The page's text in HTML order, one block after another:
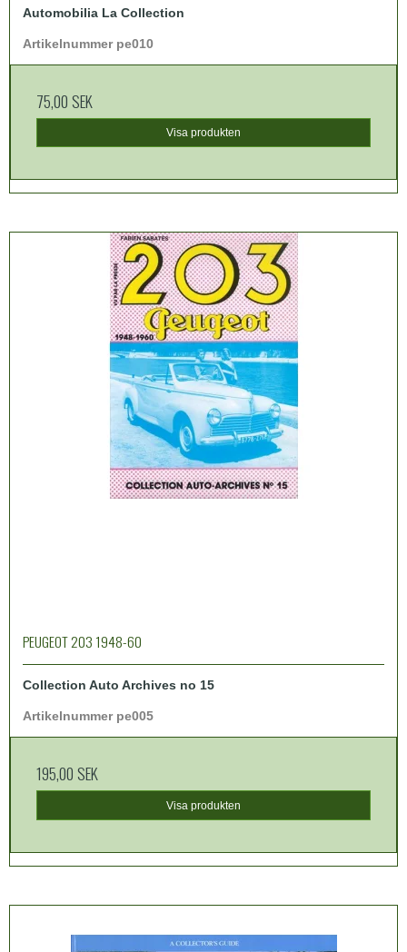
Automobilia La Collection
Artikelnummer pe010
75,00 SEK
Visa produkten
PEUGEOT 203 1948-60
Collection Auto Archives no 15
Artikelnummer pe005
195,00 SEK
Visa produkten